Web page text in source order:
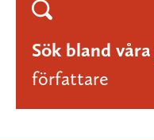
Sök bland våra
författare